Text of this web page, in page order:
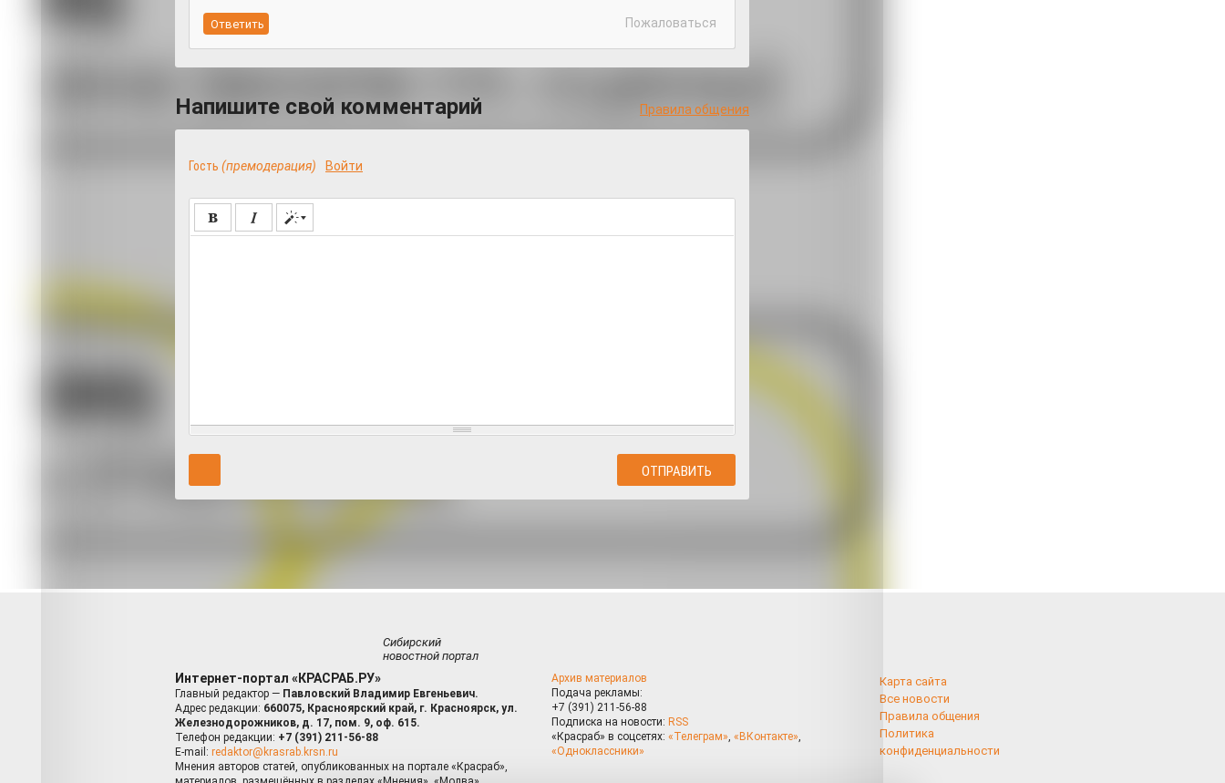
Пожаловаться
Напишите свой комментарий Правила общения
Гость (премодерация) Войти
Сибирский
новостной портал
Интернет-портал «КРАСРАБ.РУ»
Главный редактор — Павловский Владимир Евгеньевич.
Адрес редакции: 660075, Красноярский край, г. Красноярск, ул.
Железнодорожников, д. 17, пом. 9, оф. 615.
Телефон редакции: +7 (391) 211-56-88
E-mail: redaktor@krasrab.krsn.ru
Мнения авторов статей, опубликованных на портале «Красраб»,
Архив материалов
Подача рекламы:
+7 (391) 211-56-88
Подписка на новости: RSS
«Красраб» в соцсетях: «Телеграм», «ВКонтакте»,
«Одноклассники»
Карта сайта
Все новости
Правила общения
Политика
конфиденциальности